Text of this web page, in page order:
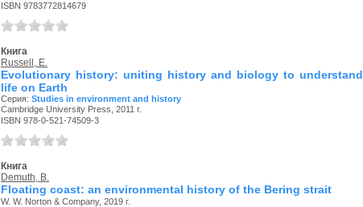
ISBN 9783772814679
Книга
Russell, E.
Evolutionary history: uniting history and biology to understand
life on Earth
Серия: Studies in environment and history
Cambridge University Press, 2011 г.
ISBN 978-0-521-74509-3
Книга
Demuth, B.
Floating coast: an environmental history of the Bering strait
W. W. Norton & Company, 2019 г.